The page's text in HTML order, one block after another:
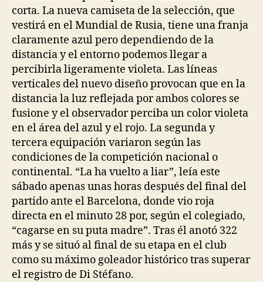
corta. La nueva camiseta de la selección, que
vestirá en el Mundial de Rusia, tiene una franja
claramente azul pero dependiendo de la
distancia y el entorno podemos llegar a
percibirla ligeramente violeta. Las líneas
verticales del nuevo diseño provocan que en la
distancia la luz reflejada por ambos colores se
fusione y el observador perciba un color violeta
en el área del azul y el rojo. La segunda y
tercera equipación variaron según las
condiciones de la competición nacional o
continental. “La ha vuelto a liar”, leía este
sábado apenas unas horas después del final del
partido ante el Barcelona, donde vio roja
directa en el minuto 28 por, según el colegiado,
“cagarse en su puta madre”. Tras él anotó 322
más y se situó al final de su etapa en el club
como su máximo goleador histórico tras superar
el registro de Di Stéfano.